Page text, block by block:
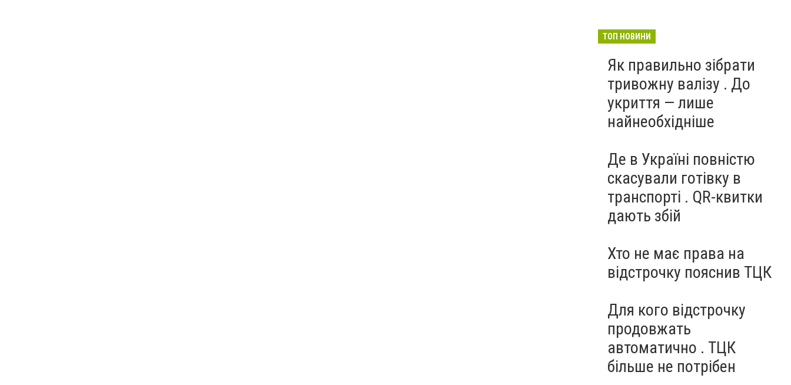
ТОП НОВИНИ
Як правильно зібрати
тривожну валізу . До
укриття — лише
найнеобхідніше
Де в Україні повністю
скасували готівку в
транспорті . QR-квитки
дають збій
Хто не має права на
відстрочку пояснив ТЦК
Для кого відстрочку
продовжать
автоматично . ТЦК
більше не потрібен